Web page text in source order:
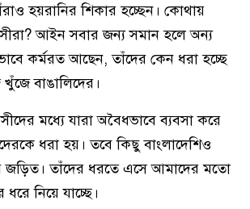
হয়রানির শিকার হচ্ছেন। কোথায়
আইন সবার জন্য সমান হলে অন্য
কর্মরত আছেন, তাঁদের কেন ধরা হচ্ছে
বাঙালিদের।
মধ্যে যারা অবৈধভাবে ব্যবসা করে
ধরা হয়। তবে কিছু বাংলাদেশিও
জড়িত। তাঁদের ধরতে এসে আমাদের মতো
নিয়ে যাচ্ছে।